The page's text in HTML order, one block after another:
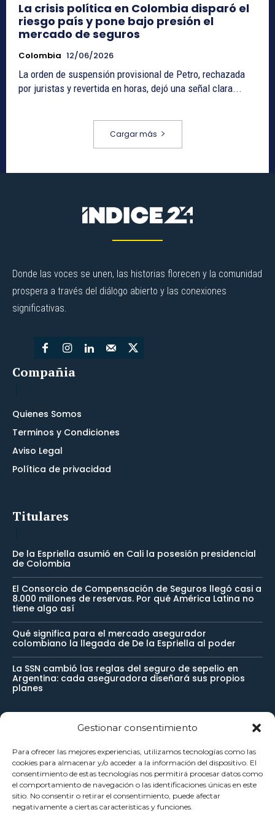
Gestionar consentimiento
Para ofrecer las mejores experiencias, utilizamos tecnologías como las
cookies para almacenar y/o acceder a la información del dispositivo. El
consentimiento de estas tecnologías nos permitirá procesar datos como
el comportamiento de navegación o las identificaciones únicas en este
sitio. No consentir o retirar el consentimiento, puede afectar
negativamente a ciertas características y funciones.
La crisis política en Colombia disparó el
riesgo país y pone bajo presión el
mercado de seguros
Colombia 12/06/2026
La orden de suspensión provisional de Petro, rechazada
por juristas y revertida en horas, dejó una señal clara...
Cargar más
Donde las voces se unen, las historias florecen y la comunidad
prospera a través del diálogo abierto y las conexiones
significativas.
Compañia
Quienes Somos
Terminos y Condiciones
Aviso Legal
Política de privacidad
Titulares
De la Espriella asumió en Cali la posesión presidencial
de Colombia
El Consorcio de Compensación de Seguros llegó casi a
8.000 millones de reservas. Por qué América Latina no
tiene algo así
Qué significa para el mercado asegurador
colombiano la llegada de De la Espriella al poder
La SSN cambió las reglas del seguro de sepelio en
Argentina: cada aseguradora diseñará sus propios
planes
Newsletter
Reciba noticias importantes directamente en su buzón de
entrada y manténgase conectado.